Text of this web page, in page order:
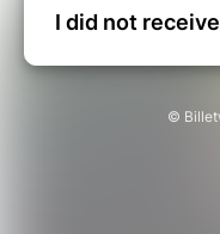
remboursement
de sa
annulation
I did not
©